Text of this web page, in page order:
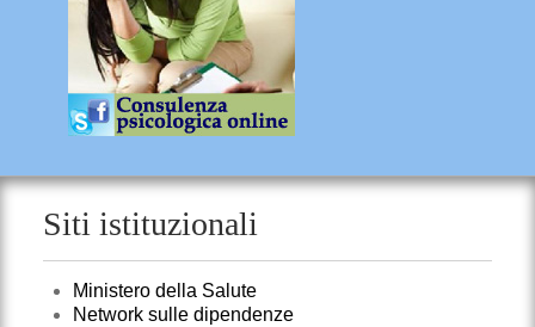
Siti istituzionali
Ministero della Salute
Network sulle dipendenze